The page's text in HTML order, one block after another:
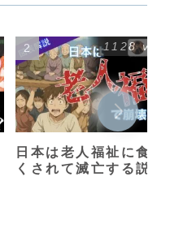
日本は老人福祉に食い
くされて滅亡する説
1128